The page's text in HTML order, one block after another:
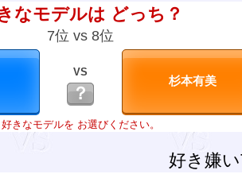
なモデルは どっち？
7位 vs 8位
VS
？
好きなモデルを お選びください。
好き嫌